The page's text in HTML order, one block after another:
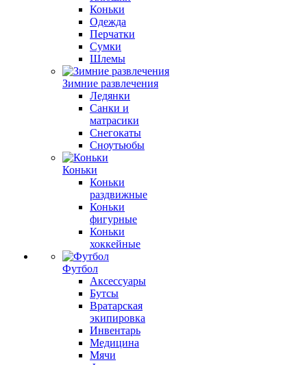
Коньки
Одежда
Перчатки
Сумки
Шлемы
Зимние развлечения
Ледянки
Санки и
матрасики
Снегокаты
Сноутьюбы
Коньки
Коньки
раздвижные
Коньки
фигурные
Коньки
хоккейные
Футбол
Аксессуары
Бутсы
Вратарская
экипировка
Инвентарь
Медицина
Мячи